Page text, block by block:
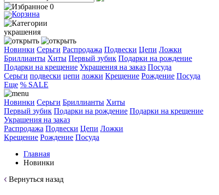
0
украшения
Новинки Серьги Распродажа Подвески Цепи Ложки
Бриллианты Хиты Первый зубик Подарки на рождение
Подарки на крещение Украшения на заказ Посуда
Cерьги подвески цепи ложки Крещение Рождение Посуда
Еще % SALE
Новинки Серьги Бриллианты Хиты
Первый зубик Подарки на рождение Подарки на крещение
Украшения на заказ
Распродажа Подвески Цепи Ложки
Крещение Рождение Посуда
Главная
Новинки
Вернуться назад